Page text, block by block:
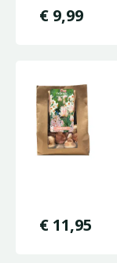
€ 9,99
€ 11,95